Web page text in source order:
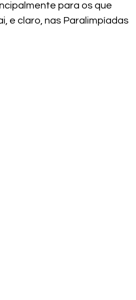
para os que
e claro, nas Paralimpíadas